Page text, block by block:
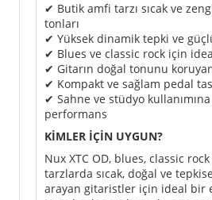
✔ Butik amfi tarzı sıcak ve
tonları
✔ Yüksek dinamik tepki ve
✔ Blues ve classic rock için
✔ Gitarın doğal tonunu
✔ Kompakt ve sağlam pedal
✔ Sahne ve stüdyo
performans
KİMLER İÇİN UYGUN?
Nux XTC OD, blues, classic
tarzlarda sıcak, doğal ve
arayan gitaristler için ideal bir